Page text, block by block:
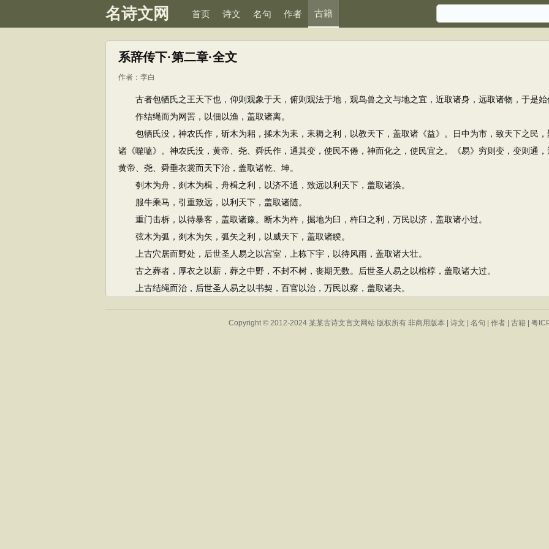
名诗文网 首页 诗文 名句 作者 古籍
系辞传下·第二章·全文
作者： 李白
古者包牺氏之王天下也，仰则观象于天，俯则观法于地，观鸟兽之文与地之宜，近取诸身，远取诸物，于是始
作结绳而为网罟，以佃以渔，盖取诸离。
包牺氏没，神农氏作，斫木为耜，揉木为耒，耒耨之利，以教天下，盖取诸《益》。日中为市，致天下之民，
诸《噬嗑》。神农氏没，黄帝、尧、舜氏作，通其变，使民不倦，神而化之，使民宜之。《易》穷则变，变则通，
黄帝、尧、舜垂衣裳而天下治，盖取诸乾、坤。
刳木为舟，剡木为楫，舟楫之利，以济不通，致远以利天下，盖取诸涣。
服牛乘马，引重致远，以利天下，盖取诸随。
重门击柝，以待暴客，盖取诸豫。断木为杵，掘地为臼，杵臼之利，万民以济，盖取诸小过。
弦木为弧，剡木为矢，弧矢之利，以威天下，盖取诸睽。
上古穴居而野处，后世圣人易之以宫室，上栋下宇，以待风雨，盖取诸大壮。
古之葬者，厚衣之以薪，葬之中野，不封不树，丧期无数。后世圣人易之以棺椁，盖取诸大过。
上古结绳而治，后世圣人易之以书契，百官以治，万民以察，盖取诸夬。
Copyright © 2012-2024 某某古诗文言文网站 版权所有 非商用版本 | 诗文 名句 作者 古籍 粤